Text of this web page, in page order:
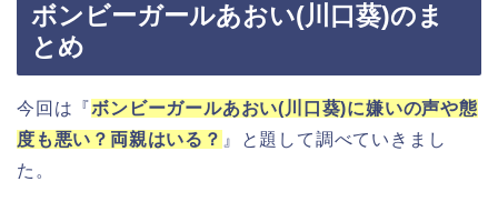
ボンビーガールあおい(川口葵)のま
とめ
今回は『ボンビーガールあおい(川口葵)に嫌いの声や態
度も悪い？両親はいる？ 』と題して調べていきまし
た。